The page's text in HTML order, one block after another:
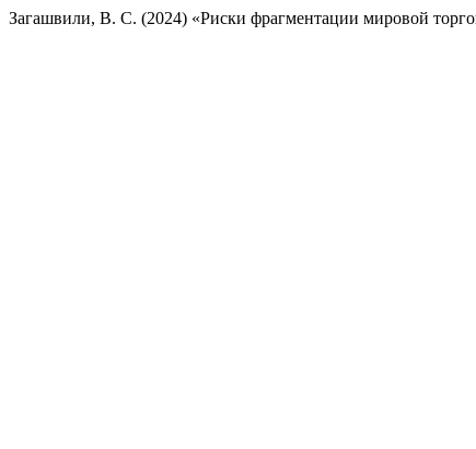
Загашвили, В. С. (2024) «Риски фрагментации мировой